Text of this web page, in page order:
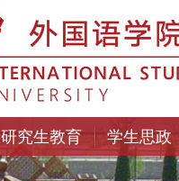
研究生教育 学生思政